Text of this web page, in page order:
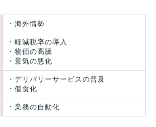
・海外情勢
・軽減税率の導入
・物価の高騰
・景気の悪化
・デリバリーサービスの普及
・個食化
・業務の自動化